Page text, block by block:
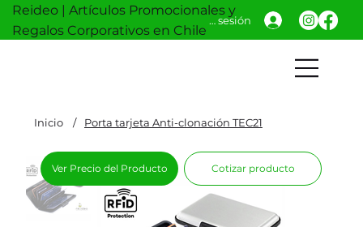
Reideo | Artículos Promocionales y
Regalos Corporativos en Chile
Iniciar sesión
Inicio / Porta tarjeta Anti-clonación TEC21
Ver Precio del Producto Cotizar producto